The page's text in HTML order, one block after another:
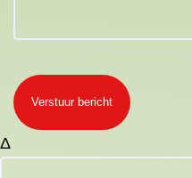
Verstuur bericht
Δ